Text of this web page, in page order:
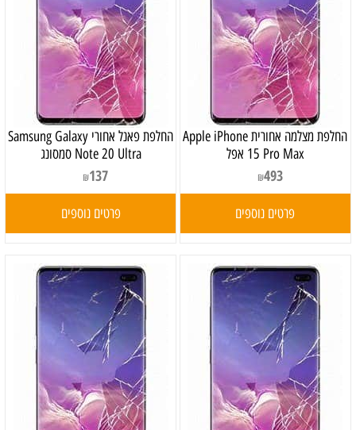
החלפת מצלמה אחורית Apple iPhone
15 Pro Max אפל
₪493
פרטים נוספים
‏החלפת פאנל אחורי Samsung Galaxy
Note 20 Ultra סמסונג
₪137
פרטים נוספים